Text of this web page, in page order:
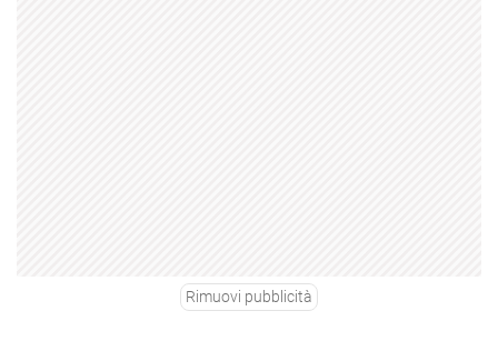
Rimuovi pubblicità